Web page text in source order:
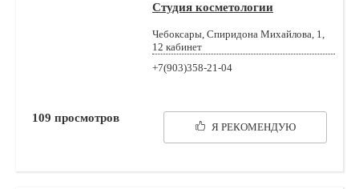
Студия косметологии
Чебоксары, Спиридона Михайлова, 1,
12 кабинет
+7(903)358-21-04
Я РЕКОМЕНДУЮ
109 просмотров